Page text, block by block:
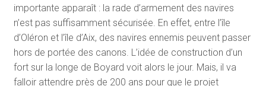
importante apparaît : la rade d’armement des navires
n’est pas suffisamment sécurisée. En effet, entre l’île
d’Oléron et l’île d’Aix, des navires ennemis peuvent passer
hors de portée des canons. L’idée de construction d’un
fort sur la longe de Boyard voit alors le jour. Mais, il va
falloir attendre près de 200 ans pour que le projet